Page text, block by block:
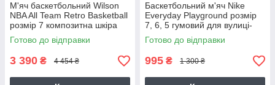
М'яч баскетбольний Wilson
NBA All Team Retro Basketball
розмір 7 композитна шкіра
оригінал (WZ4028501XB7)
Готово до відправки
3 390 ₴ 4 454 ₴
Баскетбольний м'яч Nike
Everyday Playground розмір
7, 6, 5 гумовий для вулиці-
зали оригінал
(N.100.7037.944.07)
Готово до відправки
995 ₴ 1 300 ₴